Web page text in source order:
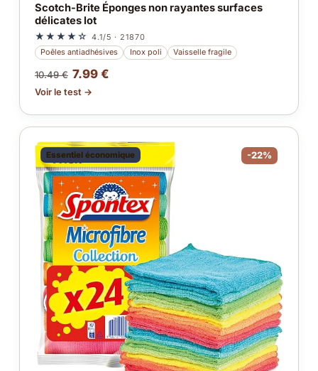
Scotch-Brite Éponges non rayantes surfaces
délicates lot
★★★★☆ 4.1/5 · 21870
Poêles antiadhésives
Inox poli Vaisselle fragile
10.49 € 7.99 €
Voir le test →
Essentiel économique -22%